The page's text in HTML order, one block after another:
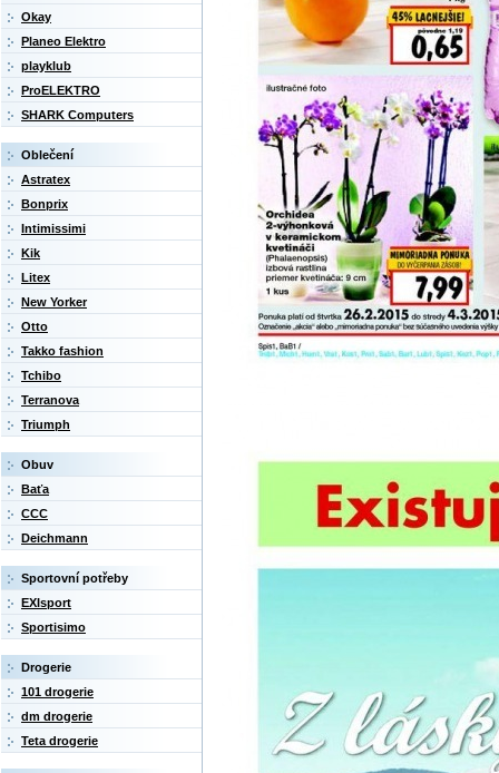
Okay
Planeo Elektro
playklub
ProELEKTRO
SHARK Computers
Oblečení
Astratex
Bonprix
Intimissimi
Kik
Litex
New Yorker
Otto
Takko fashion
Tchibo
Terranova
Triumph
Obuv
Baťa
CCC
Deichmann
Sportovní potřeby
EXIsport
Sportisimo
Drogerie
101 drogerie
dm drogerie
Teta drogerie